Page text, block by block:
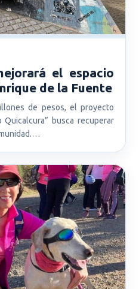
el espacio
de la Fuente
de pesos, el proyecto
busca recuperar